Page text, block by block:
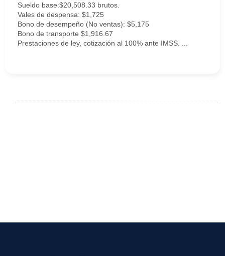
Sueldo base:$20,508.33 brutos.
Vales de despensa: $1,725
Bono de desempeño (No ventas): $5,175
Bono de transporte $1,916.67
Prestaciones de ley, cotización al 100% ante IMSS. ...